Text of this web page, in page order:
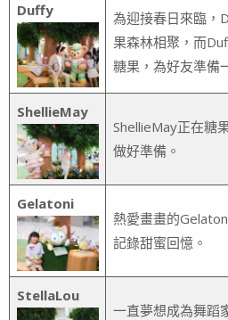
Duffy
為迎接春日來臨，
果森林相聚，而
糖果，為好友準備
ShellieMay
ShellieMay正在糖
做好準備。
Gelatoni
熱愛畫畫的
記錄甜蜜回憶。
StellaLou
一直夢想成為舞蹈